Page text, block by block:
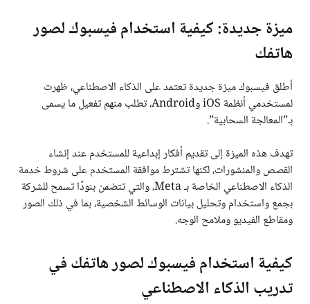
ميزة جديدة: كيفية استخدام فيسبوك لصور
هاتفك
أطلق فيسبوك ميزة جديدة تعتمد على الذكاء الاصطناعي، ظهرت
لمستخدمي أنظمة iOS وAndroid، تطلب منهم تفعيل ما يسمى
بـ”المعالجة السحابية”.
تهدف هذه الميزة إلى تقديم أفكار إبداعية للمستخدم عند إنشاء
القصص والمنشورات، لكنها تشترط موافقة المستخدم على شروط خدمة
الذكاء الاصطناعي الخاصة بـ Meta، والتي تتضمن بنودًا تسمح للشركة
بجمع واستخدام وتحليل بيانات الوسائط الشخصية، بما في ذلك الصور
ومقاطع الفيديو وملامح الوجه.
كيفية استخدام فيسبوك لصور هاتفك في
تدريب الذكاء الاصطناعي